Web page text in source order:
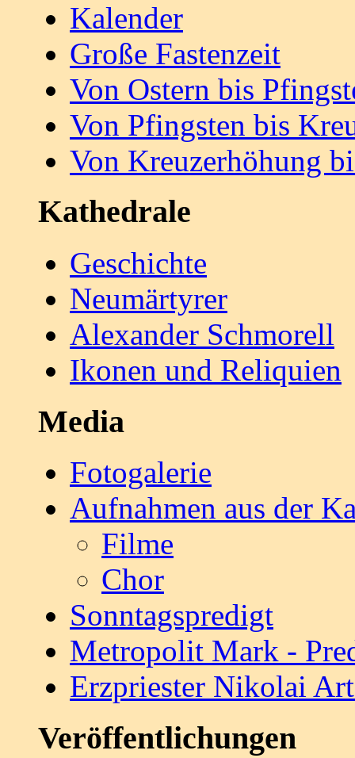
Kalender
Große Fastenzeit
Von Ostern bis
Von Pfingsten bis
Von Kreuzerhöhung
Kathedrale
Geschichte
Neumärtyrer
Alexander Schmorell
Ikonen und Reliquien
Media
Fotogalerie
Aufnahmen aus der
Filme
Chor
Sonntagspredigt
Metropolit Mark -
Erzpriester Nikolai
Veröffentlichungen